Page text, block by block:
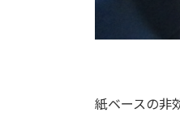
紙ベースの非